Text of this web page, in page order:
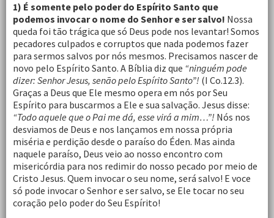
1) É somente pelo poder do Espírito Santo que
podemos invocar o nome do Senhor e ser salvo! Nossa
queda foi tão trágica que só Deus pode nos levantar! Somos
pecadores culpados e corruptos que nada podemos fazer
para sermos salvos por nós mesmos. Precisamos nascer de
novo pelo Espírito Santo. A Bíblia diz que “ninguém pode
dizer: Senhor Jesus, senão pelo Espírito Santo”! (I Co.12.3).
Graças a Deus que Ele mesmo opera em nós por Seu
Espírito para buscarmos a Ele e sua salvação. Jesus disse:
“Todo aquele que o Pai me dá, esse virá a mim…”! Nós nos
desviamos de Deus e nos lançamos em nossa própria
miséria e perdição desde o paraíso do Éden. Mas ainda
naquele paraíso, Deus veio ao nosso encontro com
misericórdia para nos redimir do nosso pecado por meio de
Cristo Jesus. Quem invocar o seu nome, será salvo! E voce
só pode invocar o Senhor e ser salvo, se Ele tocar no seu
coração pelo poder do Seu Espírito!